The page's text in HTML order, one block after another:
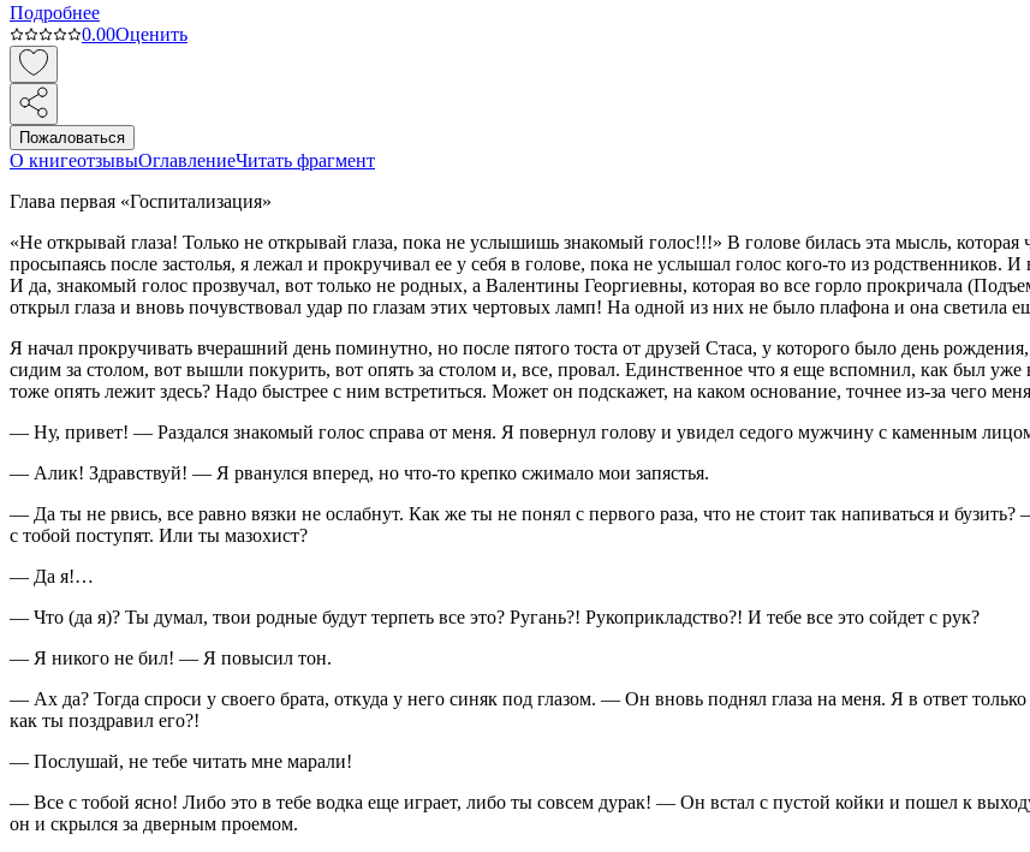
Подробнее
0.00Оценить
Пожаловаться
О книгеотзывыОглавлениеЧитать фрагмент
Глава первая «Госпитализация»
«Не открывай глаза! Только не открывай глаза, пока не услышишь знакомый голос!!!» В голове билась эта мысль,
просыпаясь после застолья, я лежал и прокручивал ее у себя в голове, пока не услышал голос кого-то из
И да, знакомый голос прозвучал, вот только не родных, а Валентины Георгиевны, которая во все горло прокричала
открыл глаза и вновь почувствовал удар по глазам этих чертовых ламп! На одной из них не было плафона и она светила
Я начал прокручивать вчерашний день поминутно, но после пятого тоста от друзей Стаса, у которого было день
сидим за столом, вот вышли покурить, вот опять за столом и, все, провал. Единственное что я еще вспомнил, как был
тоже опять лежит здесь? Надо быстрее с ним встретиться. Может он подскажет, на каком основание, точнее из-за чего
— Ну, привет! — Раздался знакомый голос справа от меня. Я повернул голову и увидел седого мужчину с каменным
— Алик! Здравствуй! — Я рванулся вперед, но что-то крепко сжимало мои запястья.
— Да ты не рвись, все равно вязки не ослабнут. Как же ты не понял с первого раза, что не стоит так напиваться и
с тобой поступят. Или ты мазохист?
— Да я!…
— Что (да я)? Ты думал, твои родные будут терпеть все это? Ругань?! Рукоприкладство?! И тебе все это сойдет с рук?
— Я никого не бил! — Я повысил тон.
— Ах да? Тогда спроси у своего брата, откуда у него синяк под глазом. — Он вновь поднял глаза на меня. Я в ответ
как ты поздравил его?!
— Послушай, не тебе читать мне марали!
— Все с тобой ясно! Либо это в тебе водка еще играет, либо ты совсем дурак! — Он встал с пустой койки и пошел к
он и скрылся за дверным проемом.